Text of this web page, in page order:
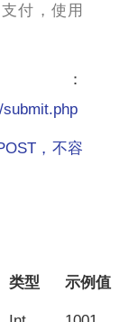
付，使用
：
，不容
类型 示例值